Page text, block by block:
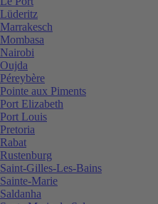
Lüderitz
Marrakesch
Mombasa
Nairobi
Oujda
Péreybère
Pointe aux Piments
Port Elizabeth
Port Louis
Pretoria
Rabat
Rustenburg
Saint-Gilles-Les-Bains
Sainte-Marie
Saldanha